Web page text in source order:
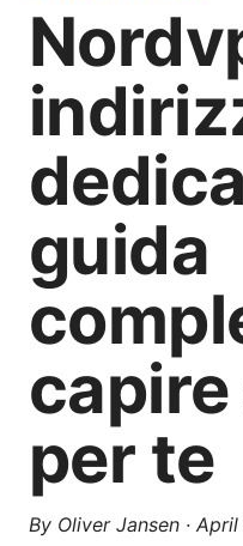
guida
capire
per te
By Oliver Jansen ·